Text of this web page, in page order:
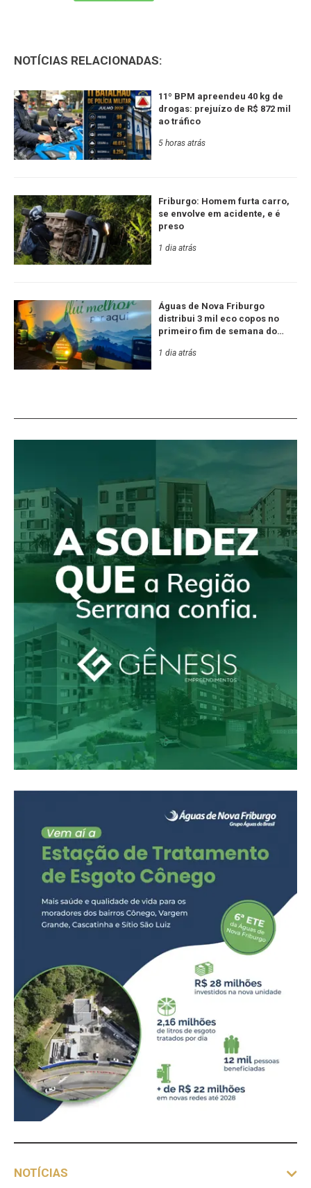
NOTÍCIAS RELACIONADAS:
11º BPM apreendeu 40 kg de
drogas: prejuízo de R$ 872 mil
ao tráfico
5 horas atrás
Friburgo: Homem furta carro,
se envolve em acidente, e é
preso
1 dia atrás
Águas de Nova Friburgo
distribui 3 mil eco copos no
primeiro fim de semana do
1 dia atrás
NOTÍCIAS